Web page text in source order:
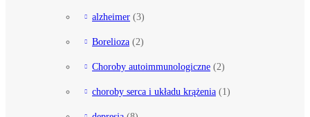
alzheimer (3)
Borelioza (2)
Choroby autoimmunologiczne (2)
choroby serca i układu krążenia (1)